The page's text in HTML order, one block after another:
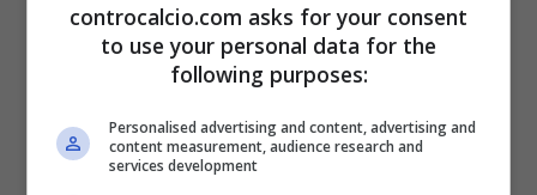
così sarà.
controcalcio.com asks for your consent
to use your personal data for the
following purposes:
Personalised advertising and content, advertising and
content measurement, audience research and
services development